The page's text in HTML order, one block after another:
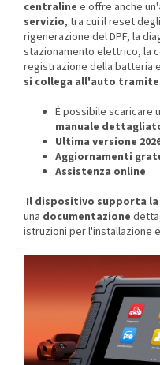
centraline e offre anche un'
servizio, tra cui il reset
rigenerazione del DPF, la
stazionamento elettrico, la
registrazione della batteria
si collega all'auto tramite
È possibile scaricare
manuale
Ultima versione
Aggiornamenti
Assistenza online
Il dispositivo supporta
una documentazione
istruzioni per l'installazione